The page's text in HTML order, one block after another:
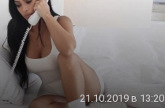
21.10.2019 в 13:20